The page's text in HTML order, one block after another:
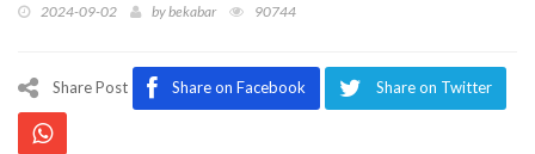
2024-09-02 bybekabar 90744
Share Post Share on Facebook Share on Twitter